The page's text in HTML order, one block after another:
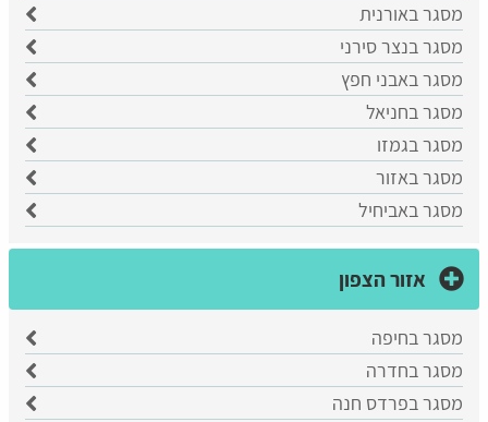
מסגר באורנית
מסגר בנצר סירני
מסגר באבני חפץ
מסגר בחניאל
מסגר בגמזו
מסגר באזור
מסגר באביחיל
אזור הצפון
מסגר בחיפה
מסגר בחדרה
מסגר בפרדס חנה